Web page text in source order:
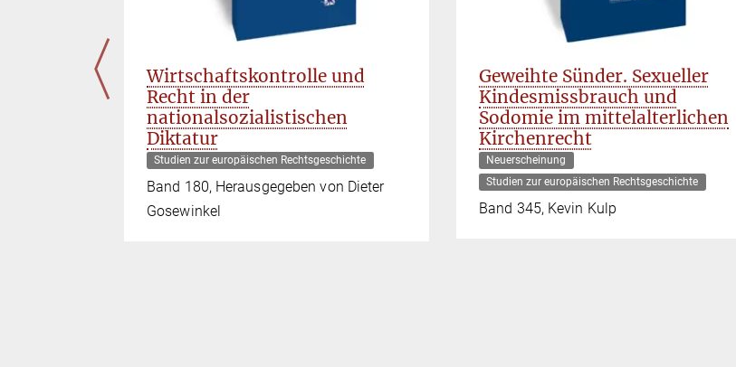
Wirtschaftskontrolle und
Recht in der
nationalsozialistischen
Diktatur
Studien zur europäischen Rechtsgeschichte
Band 180, Herausgegeben von Dieter
Gosewinkel
Geweihte Sünder. Sexueller
Kindesmissbrauch und
Sodomie im mittelalterlichen
Kirchenrecht
Neuerscheinung
Studien zur europäischen Rechtsgeschichte
Band 345, Kevin Kulp